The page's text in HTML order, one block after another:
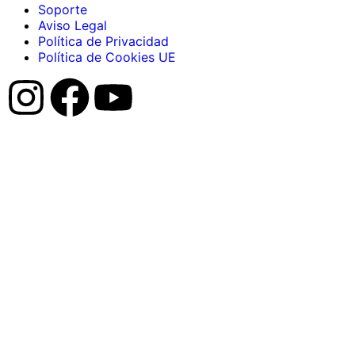
Soporte
Aviso Legal
Política de Privacidad
Política de Cookies UE